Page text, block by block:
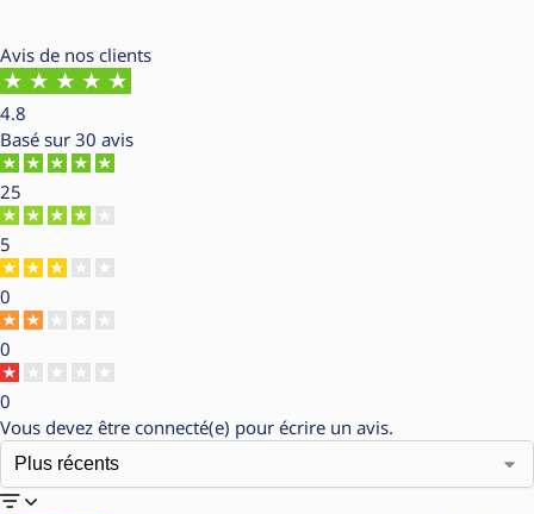
Avis de nos clients
4.8
Basé sur 30 avis
25
5
0
0
0
Vous devez être connecté(e) pour écrire un avis.